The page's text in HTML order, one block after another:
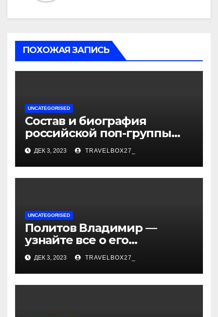
ПОХОЖАЯ ЗАПИСЬ
UNCATEGORISED
Состав и биография
российской поп-группы
«Иванушки интернешнл»
— история успеха, музыка
и судьбы участников
ДЕК 3, 2023 TRAVELBOX27_
UNCATEGORISED
Политов Владимир —
узнайте все о его
биографии, возрасте и
впечатляющих
достижениях!
ДЕК 3, 2023 TRAVELBOX27_